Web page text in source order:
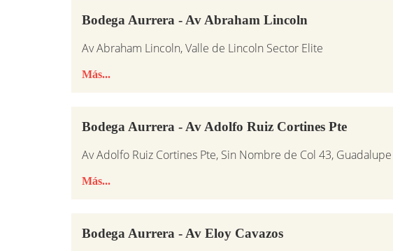
Bodega Aurrera - Av Abraham Lincoln
Av Abraham Lincoln, Valle de Lincoln Sector Elite
Más...
Bodega Aurrera - Av Adolfo Ruiz Cortines Pte
Av Adolfo Ruiz Cortines Pte, Sin Nombre de Col 43, Guadalupe
Más...
Bodega Aurrera - Av Eloy Cavazos